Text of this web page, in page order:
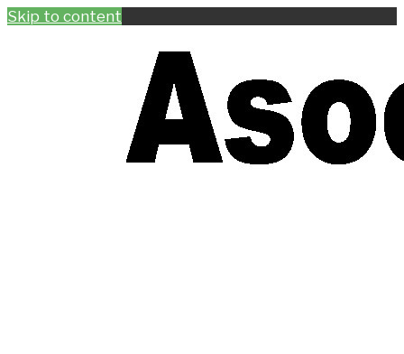
Skip to content